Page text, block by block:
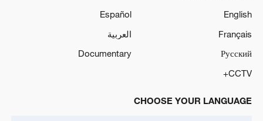
English
Español
Français
العربية
Русский
Documentary
CCTV+
CHOOSE YOUR LANGUAGE